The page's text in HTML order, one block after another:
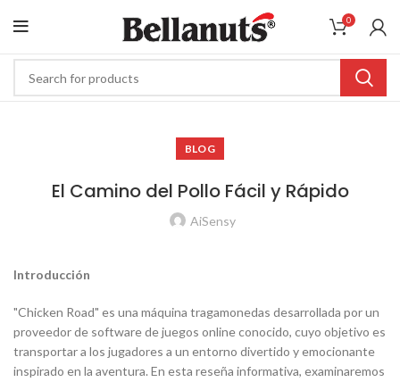
0
BLOG
El Camino del Pollo Fácil y Rápido
AiSensy
Introducción
"Chicken Road" es una máquina tragamonedas desarrollada por un
proveedor de software de juegos online conocido, cuyo objetivo es
transportar a los jugadores a un entorno divertido y emocionante
inspirado en la aventura. En esta reseña informativa, examinaremos